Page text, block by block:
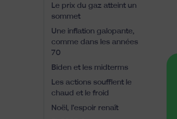
Le prix du gaz atteint un
sommet
Une inflation galopante,
comme dans les années
70
Biden et les midterms
Les actions soufflent le
chaud et le froid
Noël, l’espoir renaît